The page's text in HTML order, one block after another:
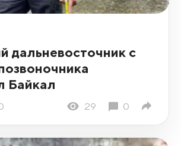
дальневосточник с
Байкал
29 0